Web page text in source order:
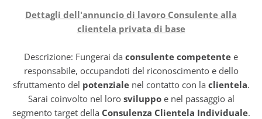
Dettagli dell'annuncio di lavoro Consulente alla
clientela privata di base
Descrizione: Fungerai da consulente competente e
responsabile, occupandoti del riconoscimento e dello
sfruttamento del potenzialenel contatto con la clientela.
Sarai coinvolto nel loro sviluppoe nel passaggio al
segmento target della Consulenza Clientela Individuale.